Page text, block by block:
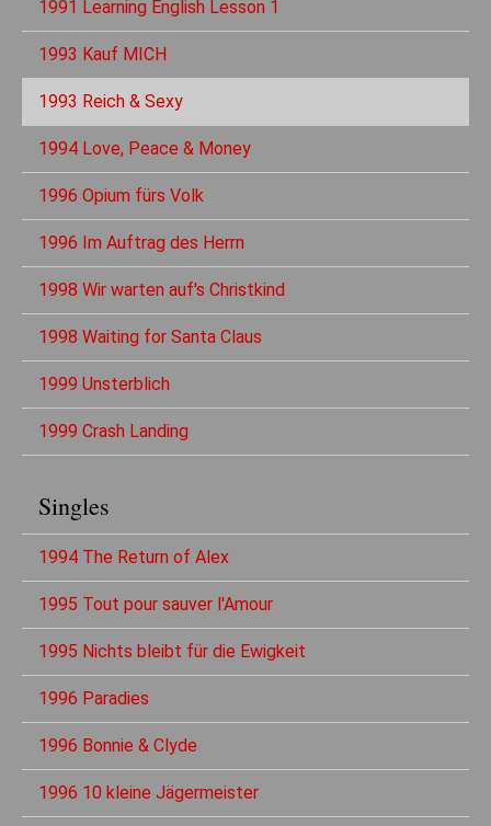
1991 Learning English Lesson 1
1993 Kauf MICH
1993 Reich & Sexy
1994 Love, Peace & Money
1996 Opium fürs Volk
1996 Im Auftrag des Herrn
1998 Wir warten auf's Christkind
1998 Waiting for Santa Claus
1999 Unsterblich
1999 Crash Landing
Singles
1994 The Return of Alex
1995 Tout pour sauver l'Amour
1995 Nichts bleibt für die Ewigkeit
1996 Paradies
1996 Bonnie & Clyde
1996 10 kleine Jägermeister